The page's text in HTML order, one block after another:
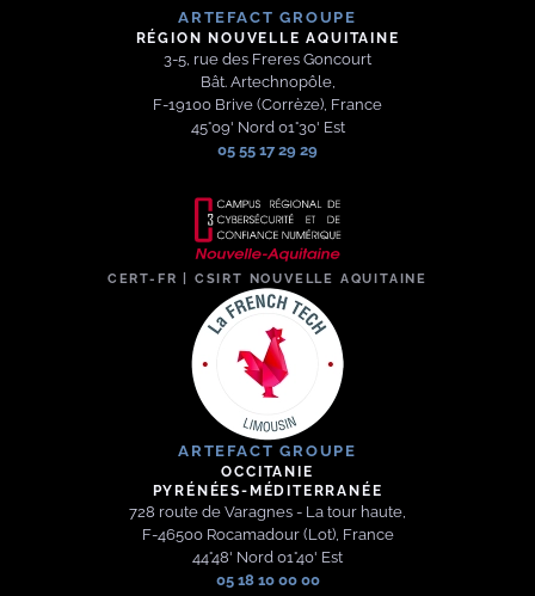
ARTEFACT GROUPE
RÉGION NOUVELLE AQUITAINE
3-5, rue des Freres Goncourt
Bât. Artechnopôle,
F-19100 Brive (Corrèze), France
45°09' Nord 01°30' Est
05 55 17 29 29
CERT-FR | CSIRT NOUVELLE AQUITAINE
ARTEFACT GROUPE
OCCITANIE
PYRÉNÉES-MÉDITERRANÉE
728 route de Varagnes - La tour haute
F-46500 Rocamadour(Lot), France
44°48' Nord 01°40' Est
05 18 10 00 00